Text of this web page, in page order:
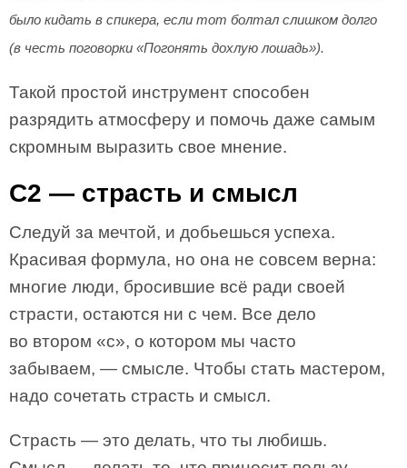
было кидать в спикера, если тот болтал слишком долго
(в честь поговорки «Погонять дохлую лошадь»).
Такой простой инструмент способен
разрядить атмосферу и помочь даже самым
скромным выразить свое мнение.
С2 — страсть и смысл
Следуй за мечтой, и добьешься успеха.
Красивая формула, но она не совсем верна:
многие люди, бросившие всё ради своей
страсти, остаются ни с чем. Все дело
во втором «с», о котором мы часто
забываем, — смысле. Чтобы стать мастером,
надо сочетать страсть и смысл.
Страсть — это делать, что ты любишь.